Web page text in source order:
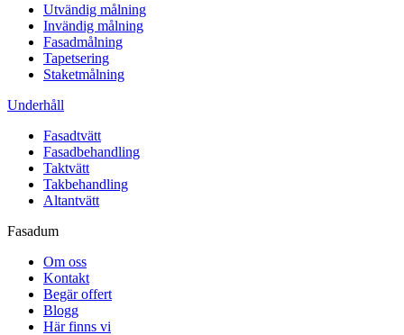
Utvändig målning
Invändig målning
Fasadmålning
Tapetsering
Staketmålning
Underhåll
Fasadtvätt
Fasadbehandling
Taktvätt
Takbehandling
Altantvätt
Fasadum
Om oss
Kontakt
Begär offert
Blogg
Här finns vi